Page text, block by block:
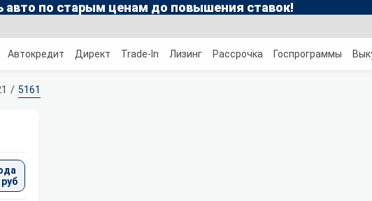
авто по старым ценам до повышения ставок!
Автокредит Директ Trade-In Лизинг Рассрочка Госпрограммы
5161